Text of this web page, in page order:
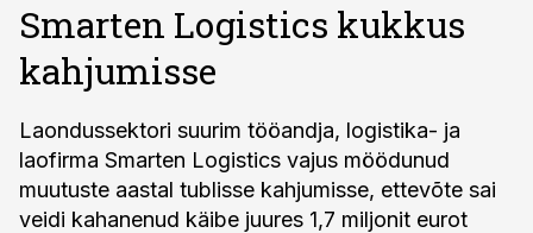
Smarten Logistics kukkus
kahjumisse
Laondussektori suurim tööandja, logistika- ja
laofirma Smarten Logistics vajus möödunud
muutuste aastal tublisse kahjumisse, ettevõte sai
veidi kahanenud käibe juures 1,7 miljonit eurot